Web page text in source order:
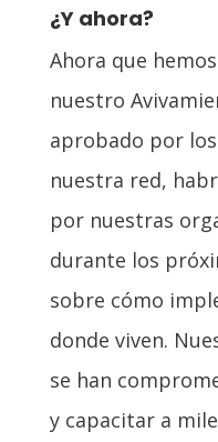
¿Y ahora?
Ahora que
nuestro
aprobado por
nuestra red,
por nuestras
durante los
sobre cómo
donde viven.
se han
y capacitar a